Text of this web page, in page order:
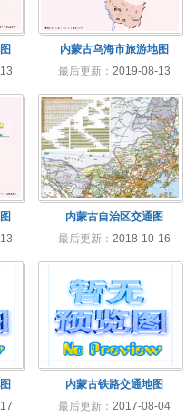
内蒙古乌海市旅游地图
最后更新： 2019-08-13
内蒙古自治区交通图
最后更新： 2018-10-16
内蒙古铁路交通地图
最后更新： 2017-08-04